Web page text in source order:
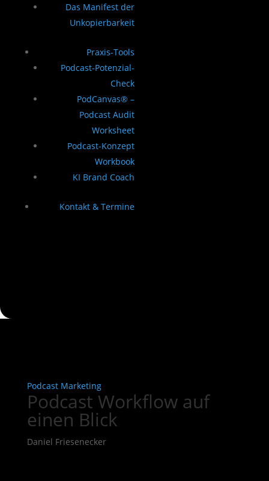
Das Manifest der
Unkopierbarkeit
Praxis-Tools
Podcast-Potenzial-
Check
PodCanvas® –
Podcast Audit
Worksheet
Podcast-Konzept
Workbook
KI Brand Coach
Kontakt & Termine
Podcast Marketing
Podcast Workflow auf
einen Blick
Daniel Friesenecker